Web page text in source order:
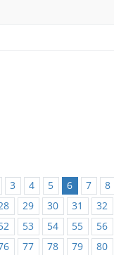
3 4 5 6 7 8
29 30 31 32
53 54 55 56
77 78 79 80